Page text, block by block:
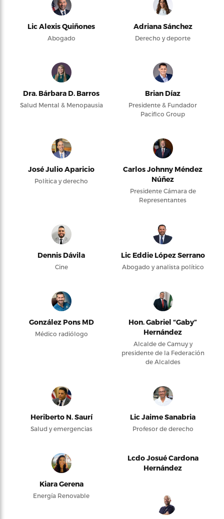
Lic Alexis Quiñones
Abogado
Adriana Sánchez
Derecho y deporte
Dra. Bárbara D. Barros
Salud Mental & Menopausia
Brian Díaz
Presidente & Fundador
Pacifico Group
José Julio Aparicio
Política y derecho
Carlos Johnny Méndez
Núñez
Presidente Cámara de
Representantes
Dennis Dávila
Cine
Lic Eddie López Serrano
Abogado y analista político
González Pons MD
Médico radiólogo
Hon. Gabriel “Gaby”
Hernández
Alcalde de Camuy y
presidente de la Federación
de Alcaldes
Heriberto N. Saurí
Salud y emergencias
Lic Jaime Sanabria
Profesor de derecho
Kiara Gerena
Energía Renovable
Lcdo Josué Cardona
Hernández